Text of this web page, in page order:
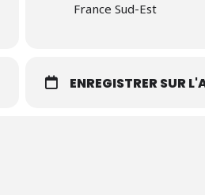
France Sud-Est
ENREGISTRER SUR